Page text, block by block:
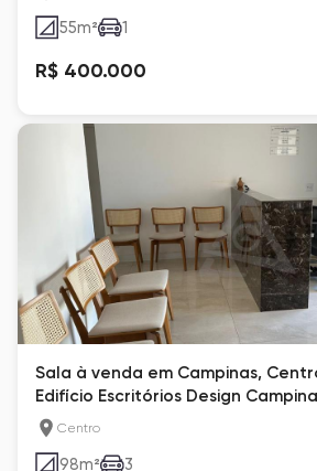
55m² 1
R$ 400.000
Sala à venda em Campinas,
Edifício Escritórios Design
Centro
98m² 3